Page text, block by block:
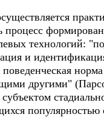
процесс
технологий:
и
другими"